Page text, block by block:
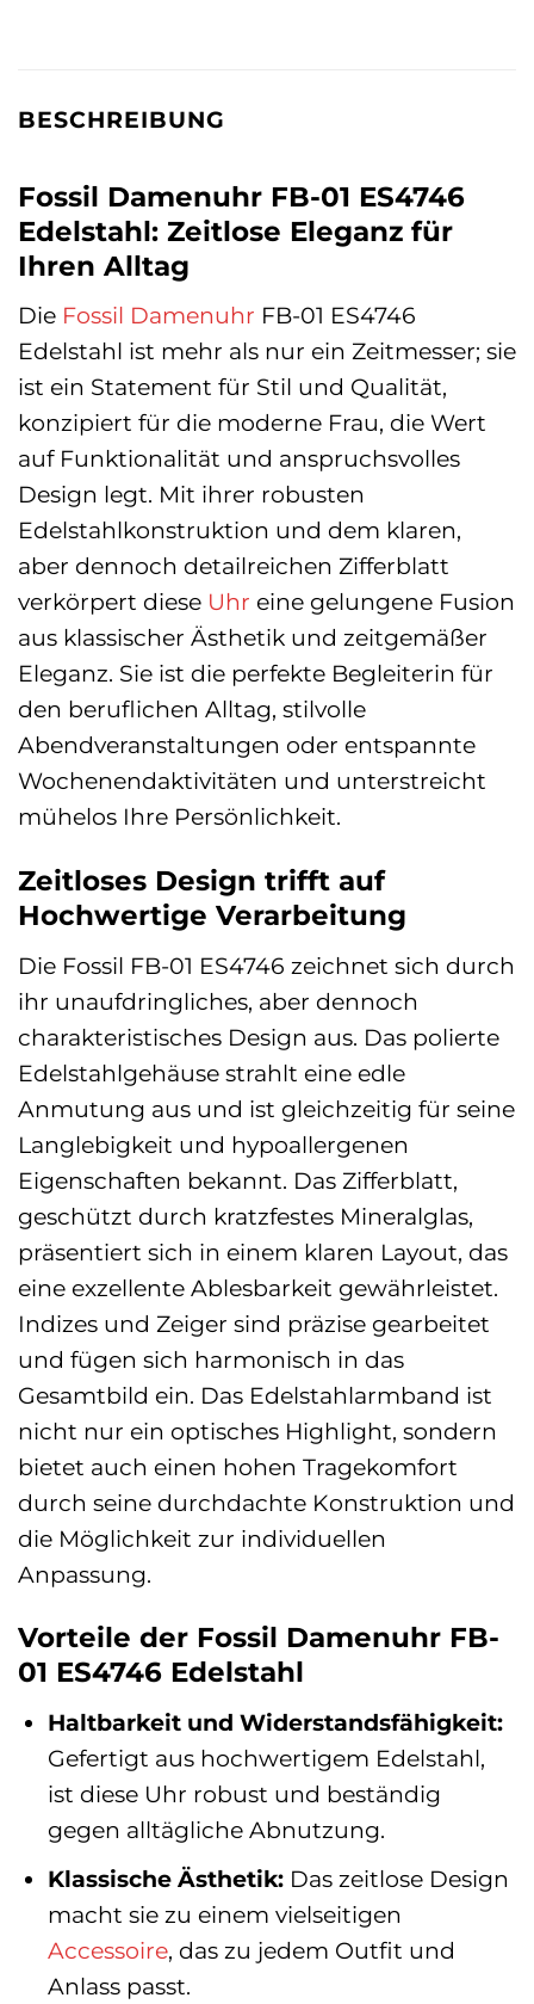
BESCHREIBUNG
Fossil Damenuhr FB-01 ES4746
Edelstahl: Zeitlose Eleganz für
Ihren Alltag
Die Fossil Damenuhr FB-01 ES4746
Edelstahl ist mehr als nur ein Zeitmesser; sie
ist ein Statement für Stil und Qualität,
konzipiert für die moderne Frau, die Wert
auf Funktionalität und anspruchsvolles
Design legt. Mit ihrer robusten
Edelstahlkonstruktion und dem klaren,
aber dennoch detailreichen Zifferblatt
verkörpert diese Uhr eine gelungene Fusion
aus klassischer Ästhetik und zeitgemäßer
Eleganz. Sie ist die perfekte Begleiterin für
den beruflichen Alltag, stilvolle
Abendveranstaltungen oder entspannte
Wochenendaktivitäten und unterstreicht
mühelos Ihre Persönlichkeit.
Zeitloses Design trifft auf
Hochwertige Verarbeitung
Die Fossil FB-01 ES4746 zeichnet sich durch
ihr unaufdringliches, aber dennoch
charakteristisches Design aus. Das polierte
Edelstahlgehäuse strahlt eine edle
Anmutung aus und ist gleichzeitig für seine
Langlebigkeit und hypoallergenen
Eigenschaften bekannt. Das Zifferblatt,
geschützt durch kratzfestes Mineralglas,
präsentiert sich in einem klaren Layout, das
eine exzellente Ablesbarkeit gewährleistet.
Indizes und Zeiger sind präzise gearbeitet
und fügen sich harmonisch in das
Gesamtbild ein. Das Edelstahlarmband ist
nicht nur ein optisches Highlight, sondern
bietet auch einen hohen Tragekomfort
durch seine durchdachte Konstruktion und
die Möglichkeit zur individuellen
Anpassung.
Vorteile der Fossil Damenuhr FB-
01 ES4746 Edelstahl
Haltbarkeit und Widerstandsfähigkeit:
Gefertigt aus hochwertigem Edelstahl,
ist diese Uhr robust und beständig
gegen alltägliche Abnutzung.
Klassische Ästhetik:Das zeitlose Design
macht sie zu einem vielseitigen
Accessoire, das zu jedem Outfit und
Anlass passt.